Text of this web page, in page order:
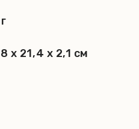
x 21,4 x 2,1 см